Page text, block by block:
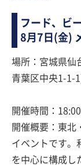
フード、ビ
8月7日(金)
場所：宮城県仙
青葉区中央1-1-
開催時間：
開催概要：東北
イベントです。
を中心に構成し